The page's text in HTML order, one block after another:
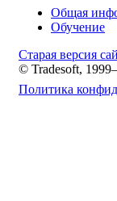
Общая
Обучение
Старая версия
© Tradesoft,
Политика